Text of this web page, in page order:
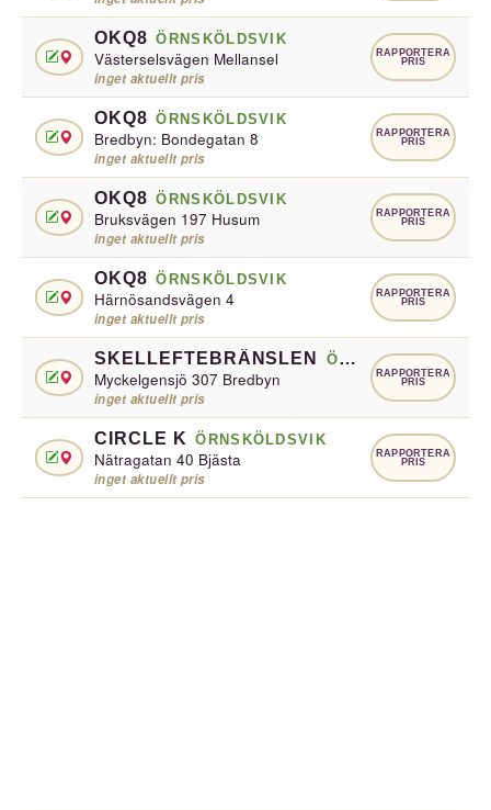
OKQ8 ÖRNSKÖLDSVIK
Västerselsvägen Mellansel
inget aktuellt pris
RAPPORTERA
PRIS
OKQ8 ÖRNSKÖLDSVIK
Bredbyn: Bondegatan 8
inget aktuellt pris
RAPPORTERA
PRIS
OKQ8 ÖRNSKÖLDSVIK
Bruksvägen 197 Husum
inget aktuellt pris
RAPPORTERA
PRIS
OKQ8 ÖRNSKÖLDSVIK
Härnösandsvägen 4
inget aktuellt pris
RAPPORTERA
PRIS
SKELLEFTEBRÄNSLEN ÖRNSKÖLDSVIK
Myckelgensjö 307 Bredbyn
inget aktuellt pris
RAPPORTERA
PRIS
CIRCLE K ÖRNSKÖLDSVIK
Nätragatan 40 Bjästa
inget aktuellt pris
RAPPORTERA
PRIS